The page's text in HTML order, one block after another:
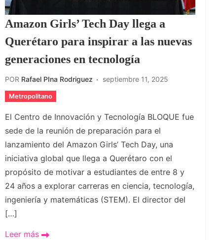
Amazon Girls’ Tech Day llega a
Querétaro para inspirar a las nuevas
generaciones en tecnología
POR Rafael PIna Rodriguez septiembre 11, 2025
Metropolitano
El Centro de Innovación y Tecnología BLOQUE fue
sede de la reunión de preparación para el
lanzamiento del Amazon Girls’ Tech Day, una
iniciativa global que llega a Querétaro con el
propósito de motivar a estudiantes de entre 8 y
24 años a explorar carreras en ciencia, tecnología,
ingeniería y matemáticas (STEM). El director del
[…]
Leer más